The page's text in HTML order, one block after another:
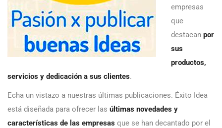
empresas
que
destacan por
sus
productos,
servicios y dedicación a sus clientes.
Echa un vistazo a nuestras últimas publicaciones. Éxito Idea
está diseñada para ofrecer las últimas novedades y
características de las empresas que se han decantado por el